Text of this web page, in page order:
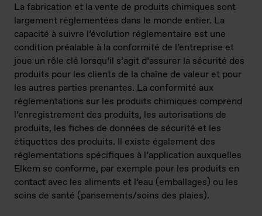
La fabrication et la vente de produits chimiques sont
largement réglementées dans le monde entier. La
capacité à suivre l’évolution réglementaire est une
condition préalable à la conformité de l’entreprise et
joue un rôle clé lorsqu’il s’agit d’assurer la sécurité des
produits pour les clients de la chaîne de valeur et pour
les autres parties prenantes. La conformité aux
réglementations sur les produits chimiques comprend
l’enregistrement des produits, les autorisations de
produits, les fiches de données de sécurité et les
étiquettes des produits. Il existe également des
réglementations spécifiques à l’application auxquelles
Elkem se conforme, par exemple pour les produits en
contact avec les aliments et l’eau (emballages) ou les
soins de santé (pansements/soins des plaies).